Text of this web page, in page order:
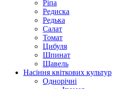
Ріпа
Редиска
Редька
Салат
Томат
Цибуля
Шпинат
Щавель
Насіння квіткових культур
Однорічні